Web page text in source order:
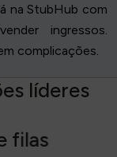
na StubHub com
ingressos.
complicações.
es líderes
filas